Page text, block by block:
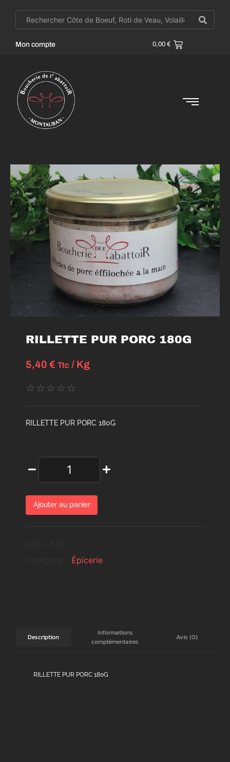
Mon compte 0,00 €
RILLETTE PUR PORC 180G
5,40 € Ttc / Kg
☆ ☆ ☆ ☆ ☆
RILLETTE PUR PORC 180G
Ajouter au panier
Épicerie
Description
Informations
complémentaires
Avis (0)
RILLETTE PUR PORC 180G